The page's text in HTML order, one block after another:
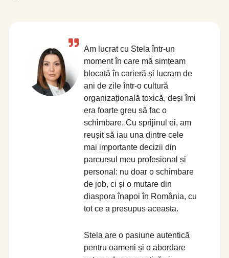
Am lucrat cu Stela într-un
moment în care mă simțeam
blocată în carieră și lucram de
ani de zile într-o cultură
organizațională toxică, deși îmi
era foarte greu să fac o
schimbare. Cu sprijinul ei, am
reușit să iau una dintre cele
mai importante decizii din
parcursul meu profesional și
personal: nu doar o schimbare
de job, ci și o mutare din
diaspora înapoi în România, cu
tot ce a presupus aceasta.
Stela are o pasiune autentică
pentru oameni și o abordare